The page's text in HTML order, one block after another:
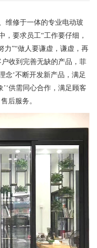
维修于一体的专业电动玻
，要求员工“工作要仔细，
力”“做人要谦虚，谦虚，再
收到完善无缺的产品，菲
念‘不断开发新产品，满足
供需同心合作，满足顾客
后服务。